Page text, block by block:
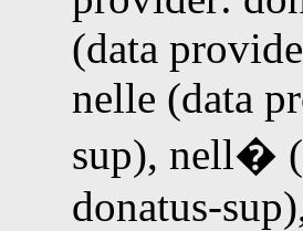
(data
nelle (data
sup), nell�
donatus-